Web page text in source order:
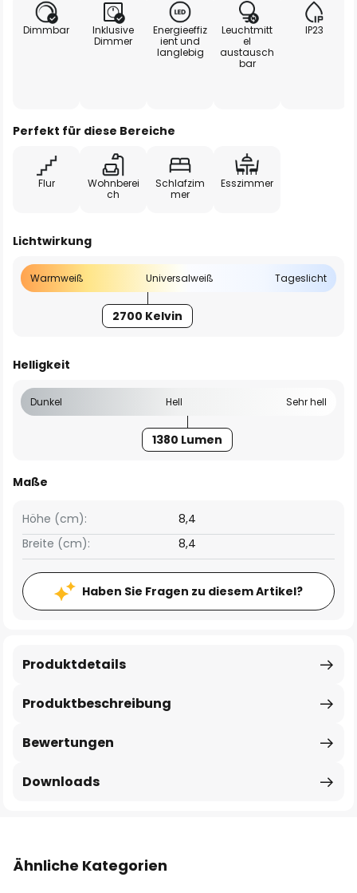
Dimmbar
Inklusive
Dimmer
Energieeffiz
ient und
langlebig
Leuchtmitt
el
austausch
bar
IP23
Perfekt für diese Bereiche
Flur
Wohnberei
ch
Schlafzim
mer
Esszimmer
Lichtwirkung
Warmweiß Universalweiß Tageslicht
2700 Kelvin
Helligkeit
Dunkel Hell Sehr hell
1380 Lumen
Maße
Breite (cm): 8,4
Höhe (cm): 8,4
Haben Sie Fragen zu diesem Artikel?
Produktbeschreibung
Produktdetails
Bewertungen
Downloads
Ähnliche Kategorien